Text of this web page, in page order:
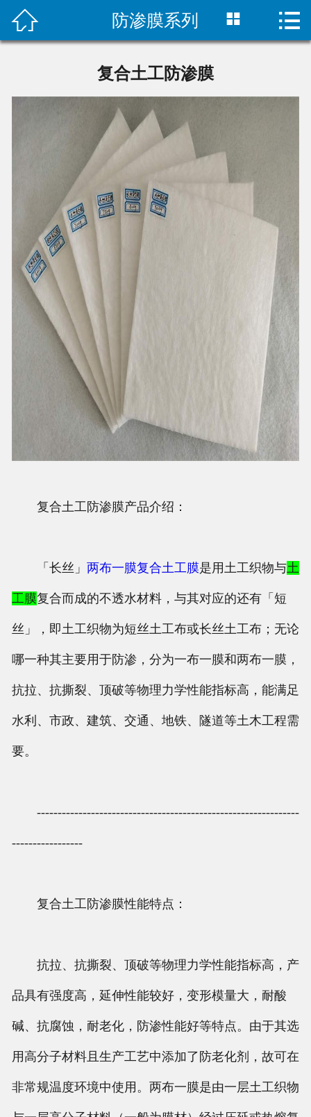
 首页
工程案例
 防渗膜系列  
复合土工防渗膜
复合土工防渗膜产品介绍：
「长丝」 两布一膜复合土工膜是用土工织物与土
工膜复合而成的不透水材料，与其对应的还有「短
丝」，即土工织物为短丝土工布或长丝土工布；无论
哪一种其主要用于防渗，分为一布一膜和两布一膜，
抗拉、抗撕裂、顶破等物理力学性能指标高，能满足
水利、市政、建筑、交通、地铁、隧道等土木工程需
要。
---------------------------------------------------------------
-----------------
复合土工防渗膜性能特点：
抗拉、抗撕裂、顶破等物理力学性能指标高，产
品具有强度高，延伸性能较好，变形模量大，耐酸
碱、抗腐蚀，耐老化，防渗性能好等特点。由于其选
用高分子材料且生产工艺中添加了防老化剂，故可在
非常规温度环境中使用。两布一膜是由一层土工织物